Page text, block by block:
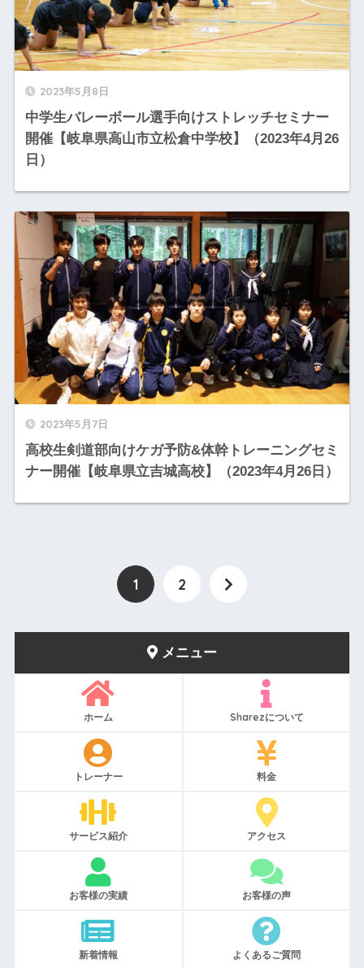
2023年5月8日
中学生バレーボール選手向けストレッチセミナー
開催【岐阜県高山市立松倉中学校】（2023年4月26
日）
2023年5月7日
高校生剣道部向けケガ予防&体幹トレーニングセミ
ナー開催【岐阜県立吉城高校】（2023年4月26日）
1 2
メニュー
ホーム Sharezについて
トレーナー 料金
サービス紹介 アクセス
お客様の実績 お客様の声
新着情報 よくあるご質問